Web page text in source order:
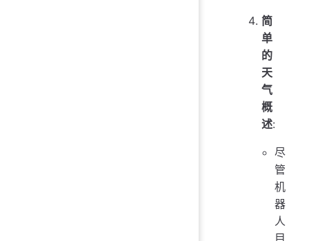
简
单
的
天
气
概
述:
尽
管
机
器
人
目